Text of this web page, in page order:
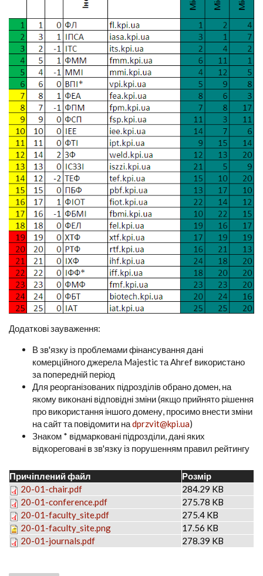
Додаткові зауваження:
В зв'язку із проблемами фінансування дані
комерційного джерела Majestic та Ahref використано
за попередній період
Для реорганізованих підрозділів обрано домен, на
якому виконані відповідні зміни (якщо прийнято рішення
про використання іншого домену, просимо внести зміни
на сайт та повідомити наdprzvit@kpi.ua)
Знаком * відмарковані підрозділи, дані яких
відкореговані в зв'язку із порушенням правил рейтингу
Причіплений файл
Розмір
20-01-chair.pdf
284.29 KB
20-01-conference.pdf
275.78 KB
20-01-faculty_site.pdf
275.4 KB
20-01-faculty_site.png
17.56 KB
20-01-journals.pdf
278.39 KB